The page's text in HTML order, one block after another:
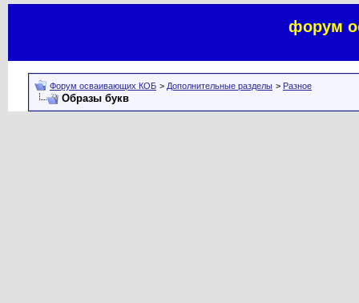
форум
Форум осваивающих КОБ > Дополнительные разделы > Разное
Образы букв